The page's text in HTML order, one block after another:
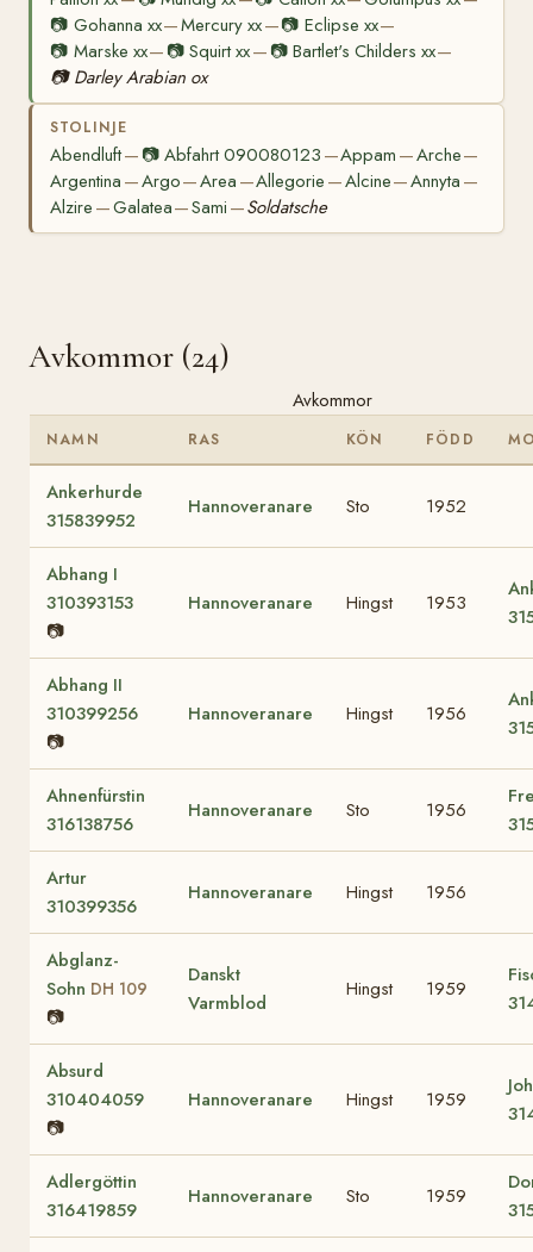
📷 Gohanna xx—Mercury xx—📷 Eclipse xx—
📷 Marske xx— 📷Squirt xx— 📷 Bartlet's Childers xx—
📷 Darley Arabian ox
STOLINJE
Abendluft— 📷Abfahrt 090080123 —Appam —Arche—
Argentina —Argo—Area —Allegorie —Alcine—Annyta —
Alzire —Galatea—Sami —Soldatsche
Avkommor (24)
Avkommor
NAMN RAS KÖN FÖDD
Ankerhurde
315839952
Hannoveranare Sto 1952
Abhang I
310393153
📷
Hannoveranare Hingst 1953
Abhang II
310399256
📷
Hannoveranare Hingst 1956
Ahnenfürstin
316138756
Hannoveranare Sto 1956
Artur
310399356
Hannoveranare Hingst 1956
Abglanz-
Sohn DH 109
📷
Danskt
Varmblod
Hingst 1959
Absurd
310404059
📷
Hannoveranare Hingst 1959
Adlergöttin
316419859
Hannoveranare Sto 1959